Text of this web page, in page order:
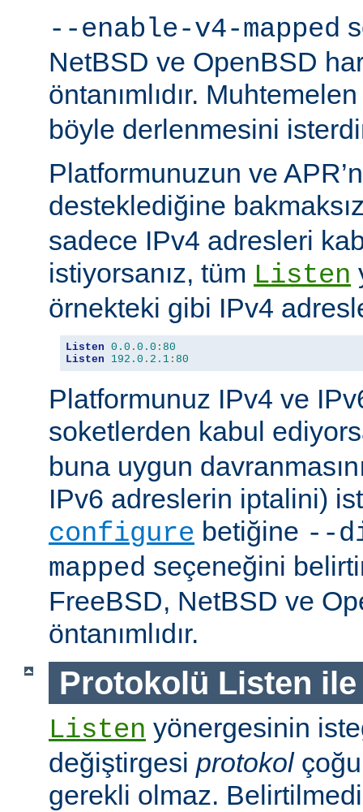
--enable-v4-mapped
NetBSD ve OpenBSD
öntanımlıdır.
böyle derlenmesini
Platformunuzun ve
desteklediğine
sadece IPv4 adresleri
istiyorsanız, tüm Listen
örnekteki gibi IPv4
Listen 0.0 . 0.0 : 80
Listen
192.0 . 2.1 : 80
Platformunuz IPv4 ve
soketlerden kabul
buna uygun
IPv6 adreslerin iptalini)
configure betiğine --
mapped seçeneğini
FreeBSD, NetBSD ve
öntanımlıdır.
Protokolü Listen
Listen yönergesinin
değiştirgesi protokolçoğu
gerekli olmaz.